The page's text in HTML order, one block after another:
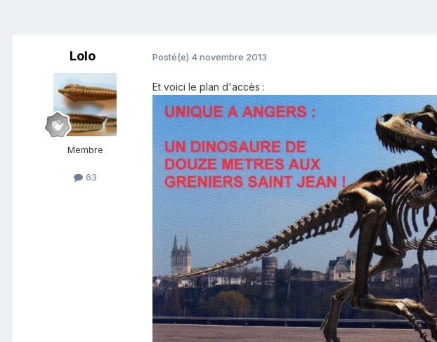
Lolo
Membre
63
Posté(e) 4 novembre 2013
Et voici le plan d'accès :